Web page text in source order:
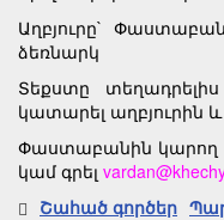
Աղբյուրը`
ձեռնարկ
Տեքստը
կատարել աղբյուրին
Փաստաբանին կարող
կամ գրել
Շահած գործեր